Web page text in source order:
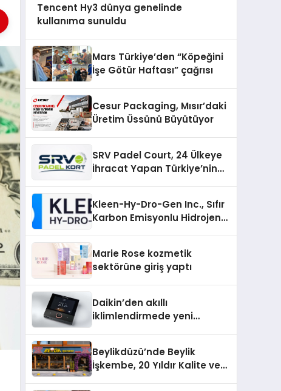
Tencent Hy3 dünya genelinde
kullanıma sunuldu
Mars Türkiye’den “Köpeğini
İşe Götür Haftası” çağrısı
Cesur Packaging, Mısır’daki
Üretim Üssünü Büyütüyor
SRV Padel Court, 24 Ülkeye
İhracat Yapan Türkiye’nin
Kleen-Hy-Dro-Gen Inc., Sıfır
Karbon Emisyonlu Hidrojen
Aldı
Marie Rose kozmetik
sektörüne giriş yaptı
Daikin’den akıllı
iklimlendirmede yeni
Beylikdüzü’nde Beylik
İşkembe, 20 Yıldır Kalite ve